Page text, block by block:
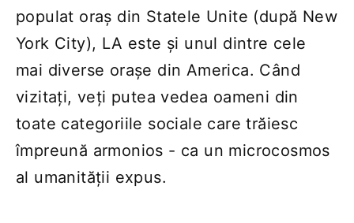
populat oraș din Statele Unite (după New
York City), LA este și unul dintre cele
mai diverse orașe din America. Când
vizitați, veți putea vedea oameni din
toate categoriile sociale care trăiesc
împreună armonios - ca un microcosmos
al umanității expus.